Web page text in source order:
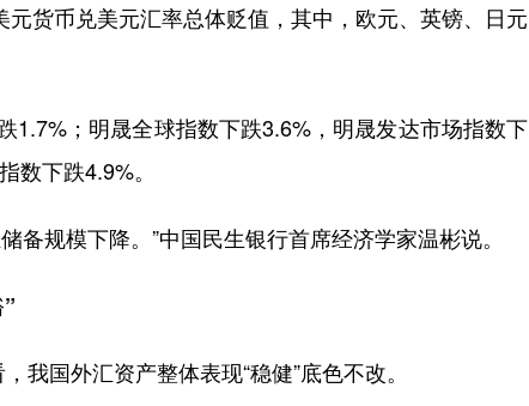
币兑美元汇率总体贬值，其中，欧元、英镑、日元
；明晟全球指数下跌3.6%，明晟发达市场指数下
数下跌4.9%。
规模下降。”中国民生银行首席经济学家温彬说。
国外汇资产整体表现“稳健”底色不改。